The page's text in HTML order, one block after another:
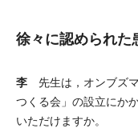
徐々に認められた
李 先生は，オンブズ
つくる会」の設立にか
いただけますか。